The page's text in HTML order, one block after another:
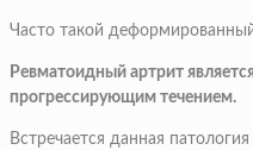
Часто такой
Ревматоидный артрит
прогрессирующим течением.
Встречается данная